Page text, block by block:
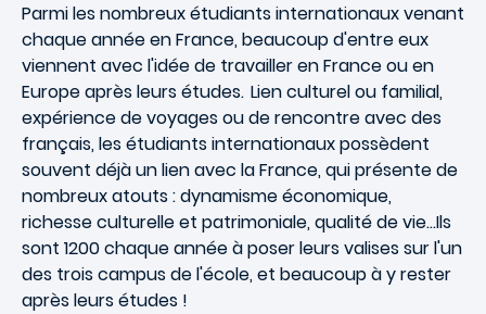
Parmi les nombreux étudiants internationaux venant
chaque année en France, beaucoup d'entre eux
viennent avec l'idée de travailler en France ou en
Europe après leurs études. Lien culturel ou familial,
expérience de voyages ou de rencontre avec des
français, les étudiants internationaux possèdent
souvent déjà un lien avec la France, qui présente de
nombreux atouts : dynamisme économique,
richesse culturelle et patrimoniale, qualité de vie...Ils
sont 1200 chaque année à poser leurs valises sur l'un
des trois campus de l'école, et beaucoup à y rester
après leurs études !